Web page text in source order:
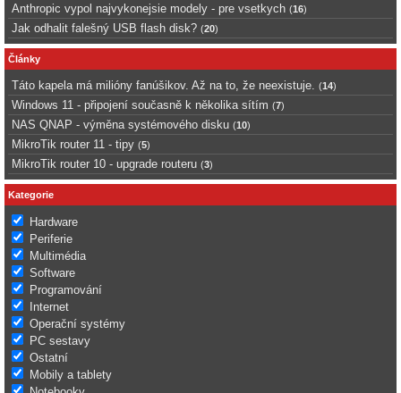
Anthropic vypol najvykonejsie modely - pre vsetkych (16)
Jak odhalit falešný USB flash disk? (20)
Články
Táto kapela má milióny fanúšikov. Až na to, že neexistuje. (14)
Windows 11 - připojení současně k několika sítím (7)
NAS QNAP - výměna systémového disku (10)
MikroTik router 11 - tipy (5)
MikroTik router 10 - upgrade routeru (3)
Kategorie
Hardware
Periferie
Multimédia
Software
Programování
Internet
Operační systémy
PC sestavy
Ostatní
Mobily a tablety